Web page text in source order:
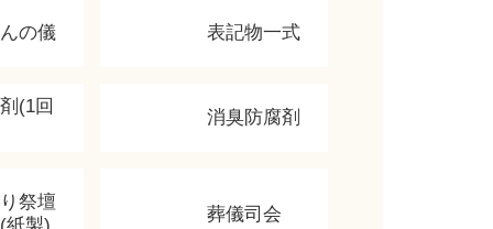
の儀 表記物一式
(1回
消臭防腐剤
祭壇
葬儀司会